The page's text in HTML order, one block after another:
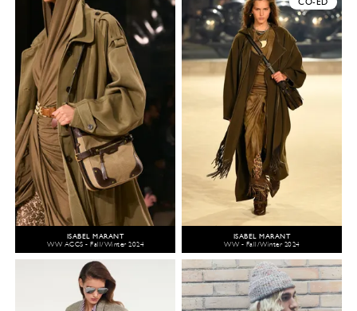
ISABEL MARANT
WW ACCS - Fall/Winter 2024
CO-ED
ISABEL MARANT
WW - Fall/Winter 2024